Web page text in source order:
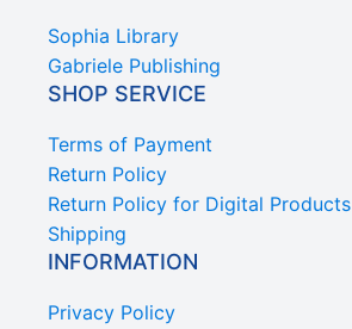
Sophia Library
Gabriele Publishing
SHOP SERVICE
Terms of Payment
Return Policy
Return Policy for Digital Products
Shipping
INFORMATION
Privacy Policy